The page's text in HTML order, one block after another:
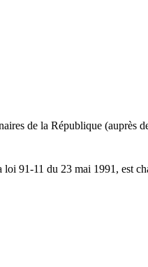
de la République (auprès
91-11 du 23 mai 1991, est